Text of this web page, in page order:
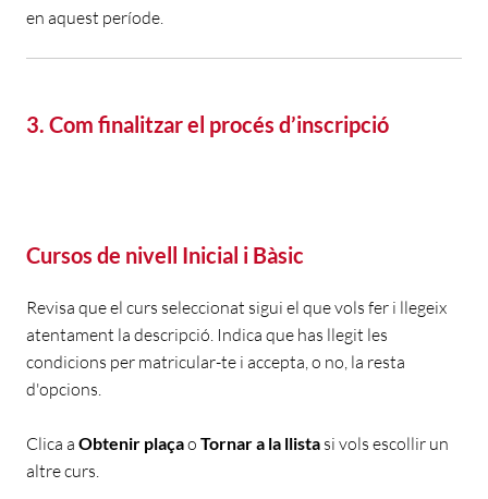
en aquest període.
3. Com finalitzar el procés d’inscripció
Cursos de nivell Inicial i Bàsic
Revisa que el curs seleccionat sigui el que vols fer i llegeix
atentament la descripció. Indica que has llegit les
condicions per matricular-te i accepta, o no, la resta
d'opcions.
Clica a Obtenir plaçao Tornar a la llista si vols escollir un
altre curs.